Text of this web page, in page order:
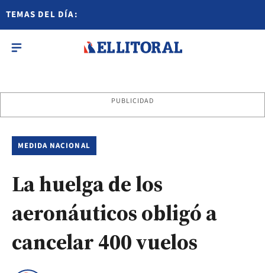
TEMAS DEL DÍA:
PUBLICIDAD
MEDIDA NACIONAL
La huelga de los
aeronáuticos obligó a
cancelar 400 vuelos